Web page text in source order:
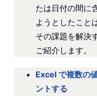
たは日付の間に
ようとしたこと
その課題を解決
ご紹介します。
Excel で複数の
ントする